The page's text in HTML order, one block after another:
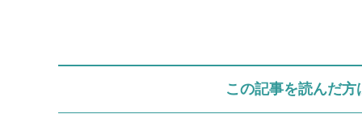
この記事を読んだ